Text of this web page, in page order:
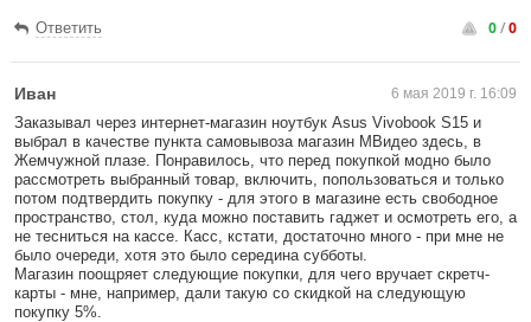
Ответить 0/0
Иван 6 мая 2019 г. 16:09
Заказывал через интернет-магазин ноутбук Asus Vivobook S15 и
выбрал в качестве пункта самовывоза магазин МВидео здесь, в
Жемчужной плазе. Понравилось, что перед покупкой модно было
рассмотреть выбранный товар, включить, попользоваться и только
потом подтвердить покупку - для этого в магазине есть свободное
пространство, стол, куда можно поставить гаджет и осмотреть его, а
не тесниться на кассе. Касс, кстати, достаточно много - при мне не
было очереди, хотя это было середина субботы.
Магазин поощряет следующие покупки, для чего вручает скретч-
карты - мне, например, дали такую со скидкой на следующую
покупку 5%.